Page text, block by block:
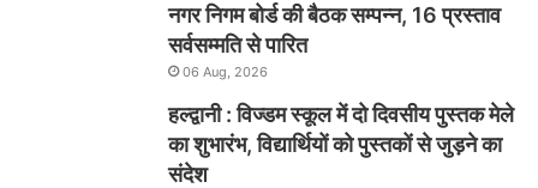
नगर निगम बोर्ड की बैठक सम्पन्न, 16 प्रस्ताव
सर्वसम्मति से पारित
06 Aug, 2026
हल्द्वानी : विज्डम स्कूल में दो दिवसीय पुस्तक मेले
का शुभारंभ, विद्यार्थियों को पुस्तकों से जुड़ने का
संदेश